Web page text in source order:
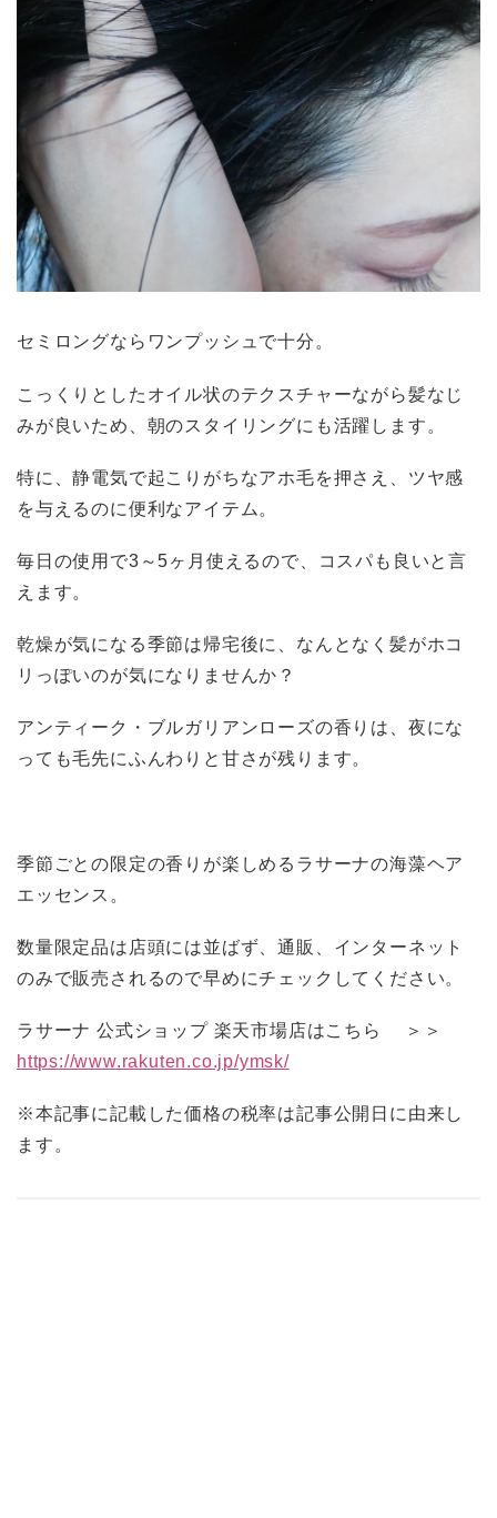
セミロングならワンプッシュで十分。
こっくりとしたオイル状のテクスチャーながら髪なじ
みが良いため、朝のスタイリングにも活躍します。
特に、静電気で起こりがちなアホ毛を押さえ、ツヤ感
を与えるのに便利なアイテム。
毎日の使用で3～5ヶ月使えるので、コスパも良いと言
えます。
乾燥が気になる季節は帰宅後に、なんとなく髪がホコ
リっぽいのが気になりませんか？
アンティーク・ブルガリアンローズの香りは、夜にな
っても毛先にふんわりと甘さが残ります。
季節ごとの限定の香りが楽しめるラサーナの海藻ヘア
エッセンス。
数量限定品は店頭には並ばず、通販、インターネット
のみで販売されるので早めにチェックしてください。
ラサーナ 公式ショップ 楽天市場店はこちら ＞＞
https://www.rakuten.co.jp/ymsk/
※本記事に記載した価格の税率は記事公開日に由来し
ます。